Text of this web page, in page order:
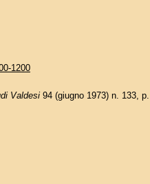
1200
Valdesi 94 (giugno 1973) n. 133,